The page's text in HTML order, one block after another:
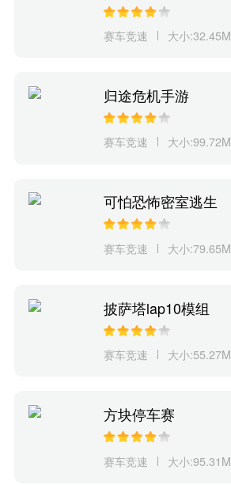
赛车竞速 大小:32.45M
归途危机手游
赛车竞速 大小:99.72M
可怕恐怖密室逃生
赛车竞速 大小:79.65M
披萨塔lap10模组
赛车竞速 大小:55.27M
方块停车赛
赛车竞速 大小:95.31M